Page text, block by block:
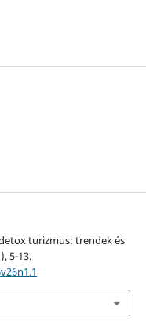
turizmus: trendek és
5-13.